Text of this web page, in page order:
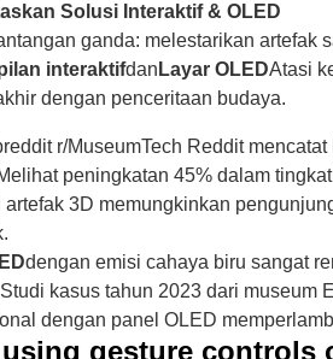
Solusi Interaktif & OLED
ganda: melestarikan artefak
interaktifdan Layar OLEDAtasi
dengan penceritaan budaya.
r/MuseumTech Reddit
peningkatan 45% dalam
3D memungkinkan
dengan emisi cahaya biru sangat
kasus tahun 2023 dari museum
dengan panel OLED